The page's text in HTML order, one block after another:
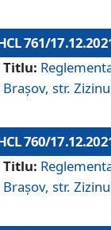
761/
Titlu:
Brașov, str.
760/
Titlu:
Brașov, str.